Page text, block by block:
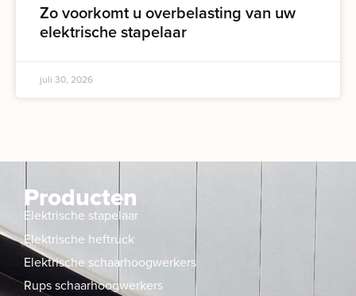
Zo voorkomt u overbelasting van uw
elektrische stapelaar
juli 30, 2026
Producten
Elektrische stapelaar
Elektrische heftruck
Elektrische schaarhoogwerkers
Rups schaarhoogwerkers